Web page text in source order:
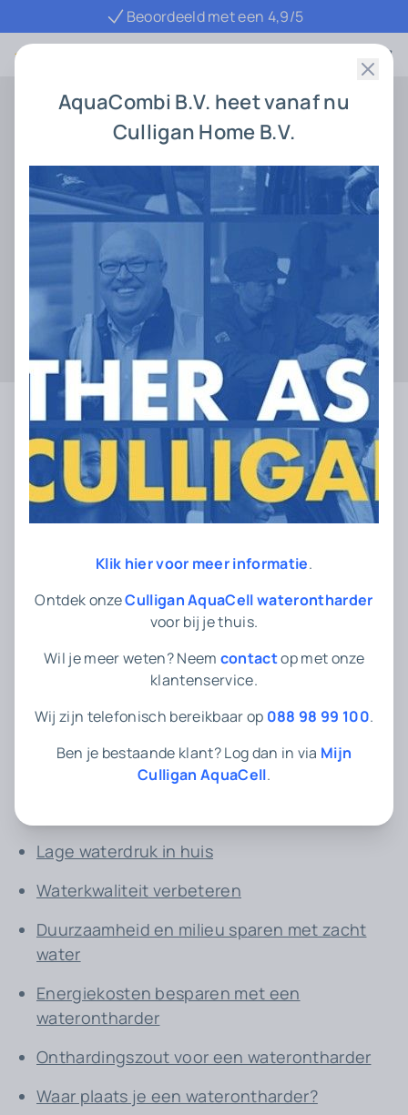
Beoordeeld met een 4,9/5
Prijs Menu
Waterontharder
Alle informatie over waterontharders.
Wat is kalkvorming door leidingwater?
Wat is een waterontharder?
Wat is waterhardheid?
Waterhardheid in Nederland
Voordelen van zacht water in huis
Kalkproblemen in huis
Wat te doen tegen droog haar?
Gemiddeld waterverbruik per jaar in
Lage waterdruk in huis
Waterkwaliteit verbeteren
Duurzaamheid en milieu sparen met zacht
water
Energiekosten besparen met een
waterontharder
Onthardingszout voor een waterontharder
Waar plaats je een waterontharder?
AquaCombi B.V. heet vanaf nu
Culligan Home B.V.
Klik hier voor meer informatie.
Ontdek onzeCulligan AquaCell waterontharder
voor bij je thuis.
Wil je meer weten? Neem contactop met onze
klantenservice.
Wij zijn telefonisch bereikbaar op 088 98 99 100.
Ben je bestaande klant? Log dan in via Mijn
Culligan AquaCell.